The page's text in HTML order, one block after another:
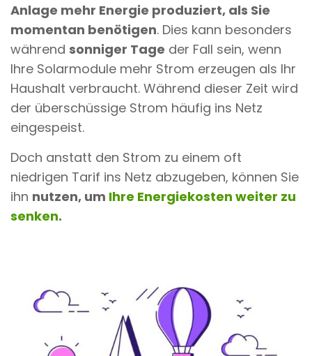
Anlage mehr Energie produziert, als Sie
momentan benötigen. Dies kann besonders
während sonniger Tage der Fall sein, wenn
Ihre Solarmodule mehr Strom erzeugen als Ihr
Haushalt verbraucht. Während dieser Zeit wird
der überschüssige Strom häufig ins Netz
eingespeist.
Doch anstatt den Strom zu einem oft
niedrigen Tarif ins Netz abzugeben, können Sie
ihn nutzen, um Ihre Energiekosten weiter zu
senken.